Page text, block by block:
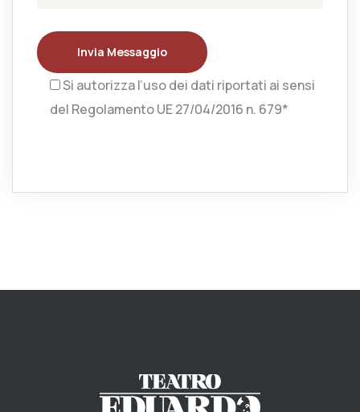
Invia Messaggio
Si autorizza l’uso dei dati riportati ai sensi
del Regolamento UE 27/04/2016 n. 679*